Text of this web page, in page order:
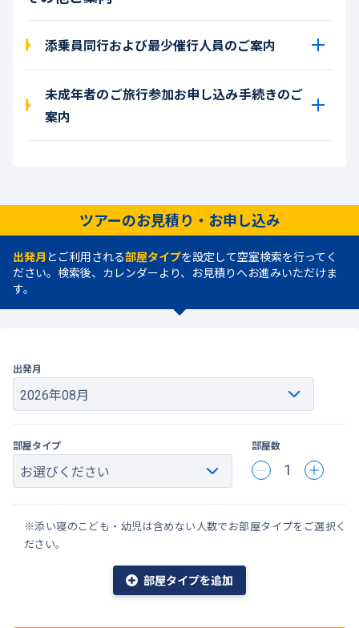
添乗員同行および最少催行人員のご案内
未成年者のご旅行参加お申し込み手続きのご
案内
ツアーのお見積り・お申し込み
出発月 とご利用される部屋タイプを設定して空室検索を行ってく
ださい。検索後、カレンダーより、お見積りへお進みいただけま
す。
出発月
部屋タイプ 部屋数
1
※添い寝のこども・幼児は含めない人数でお部屋タイプをご選択く
ださい。
部屋タイプを追加